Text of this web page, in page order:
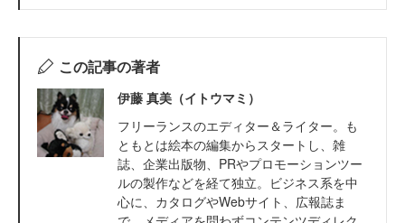
この記事の著者
伊藤 真美（イトウマミ）
フリーランスのエディター＆ライター。も
ともとは絵本の編集からスタートし、雑
誌、企業出版物、PRやプロモーションツー
ルの製作などを経て独立。ビジネス系を中
心に、カタログやWebサイト、広報誌ま